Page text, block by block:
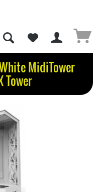
MidiTower
Tower